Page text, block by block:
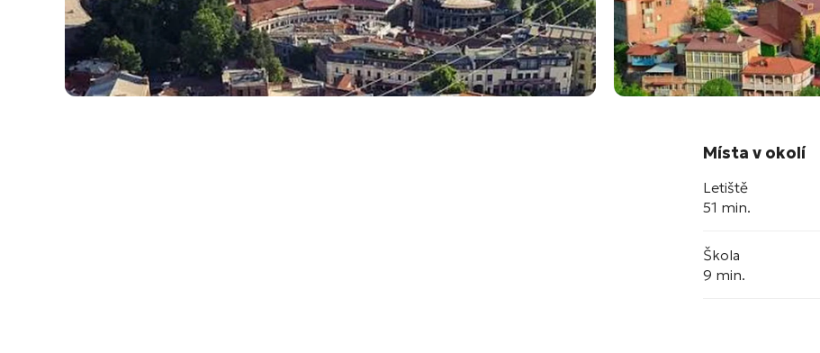
Místa v okolí
Letiště
51 min.
Škola
9 min.